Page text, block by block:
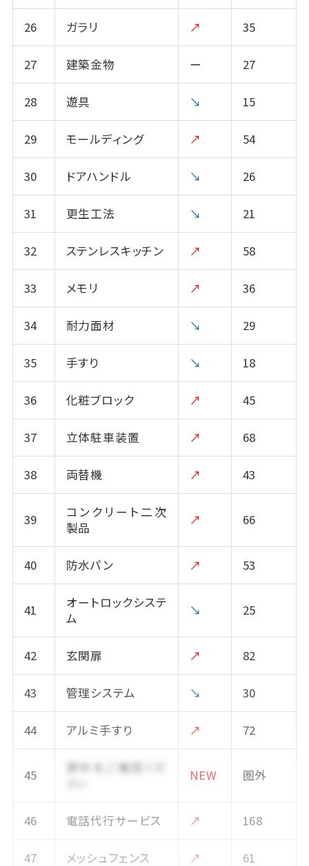
26 ガラリ ↗ 35
27 建築金物 ー 27
28 遊具 ↘ 15
29 モールディング ↗ 54
30 ドアハンドル ↘ 26
31 更生工法 ↘ 21
32 ステンレスキッチン ↗ 58
33 メモリ ↗ 36
34 耐力面材 ↘ 29
35 手すり ↘ 18
36 化粧ブロック ↗ 45
37 立体駐車装置 ↗ 68
38 両替機 ↗ 43
39
コンクリート二次
製品
↗ 66
40 防水パン ↗ 53
41
オートロックシステ
ム
↘ 25
42 玄関扉 ↗ 82
43 管理システム ↘ 30
44 アルミ手すり ↗ 72
45
資料をご確認くだ
NEW 圏外
46 電話代行サービス ↗ 168
47 メッシュフェンス ↗ 61